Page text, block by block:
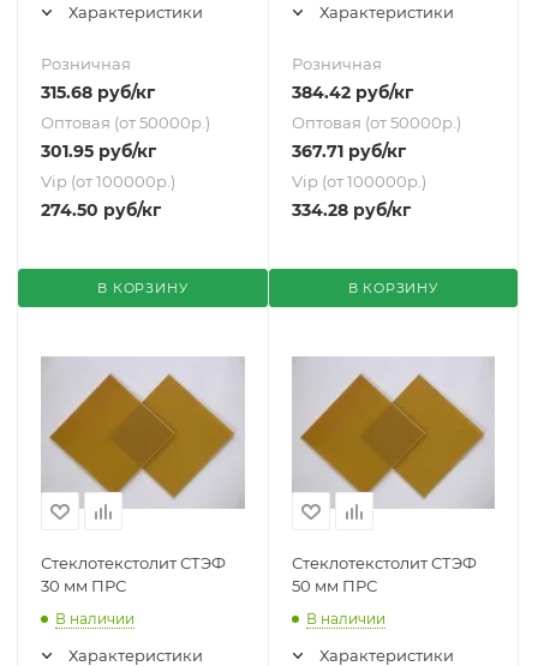
Характеристики
Розничная
315.68 руб/кг
Оптовая (от 50000р.)
301.95 руб/кг
Vip (от 100000р.)
274.50 руб/кг
В КОРЗИНУ
Характеристики
Розничная
384.42руб/кг
Оптовая (от 50000р.)
367.71руб/кг
Vip (от 100000р.)
334.28руб/кг
В КОРЗИНУ
Стеклотекстолит СТЭФ
30 мм ПРС
В наличии
Характеристики
Стеклотекстолит СТЭФ
50 мм ПРС
В наличии
Характеристики